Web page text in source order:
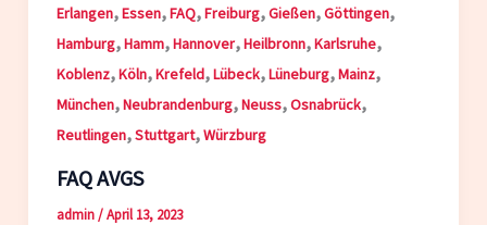
Erlangen,Essen,FAQ,Freiburg,Gießen,Göttingen,
Hamburg,Hamm,Hannover,Heilbronn,Karlsruhe,
Koblenz,Köln,Krefeld,Lübeck,Lüneburg,Mainz,
München,Neubrandenburg,Neuss,Osnabrück,
Reutlingen,Stuttgart,Würzburg
FAQ AVGS
admin/April 13, 2023